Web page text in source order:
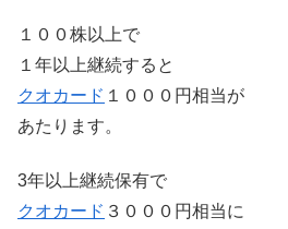
１００株以上で
１年以上継続すると
クオカード １０００円相当が
あたります。
3年以上継続保有で
クオカード ３０００円相当に